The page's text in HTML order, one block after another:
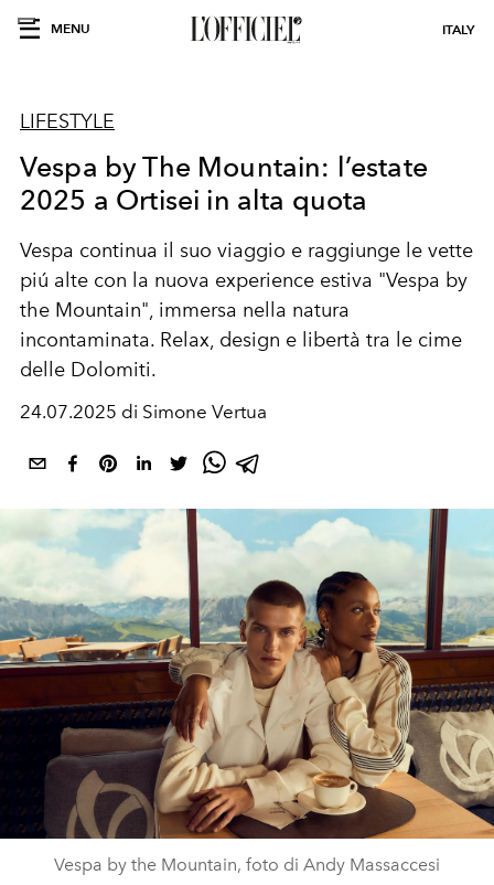
MENU ITALY
LIFESTYLE
Vespa by The Mountain: l’estate
2025 a Ortisei in alta quota
Vespa continua il suo viaggio e raggiunge le vette
piú alte con la nuova experience estiva "Vespa by
the Mountain", immersa nella natura
incontaminata. Relax, design e libertà tra le cime
delle Dolomiti.
24.07.2025 di Simone Vertua
Vespa by the Mountain, foto di Andy Massaccesi